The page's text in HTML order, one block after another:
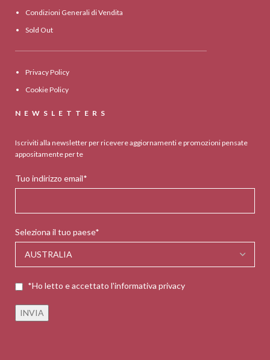
Condizioni Generali di Vendita
Sold Out
Privacy Policy
Cookie Policy
NEWSLETTERS
Iscriviti alla newsletter per ricevere aggiornamenti e promozioni pensate
appositamente per te
Tuo indirizzo email*
Seleziona il tuo paese*
*Ho letto e accettato l'informativa privacy